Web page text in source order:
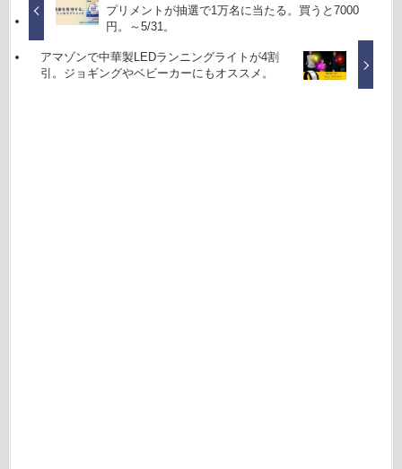
プリメントが抽選で1万名に当たる。買うと7000
円。～5/31。
アマゾンで中華製LEDランニングライトが4割
引。ジョギングやベビーカーにもオススメ。